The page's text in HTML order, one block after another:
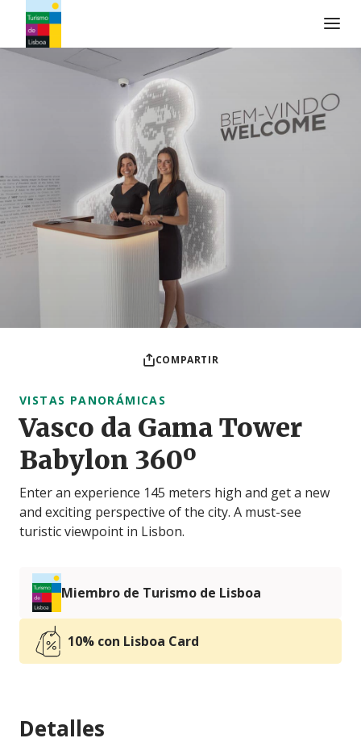
Logo de Turismo de Lisboa
COMPARTIR
VISTAS PANORÁMICAS
Vasco da Gama Tower
Babylon 360º
Enter an experience 145 meters high and get a new
and exciting perspective of the city. A must-see
turistic viewpoint in Lisbon.
Miembro de Turismo de Lisboa
10% con Lisboa Card
Detalles